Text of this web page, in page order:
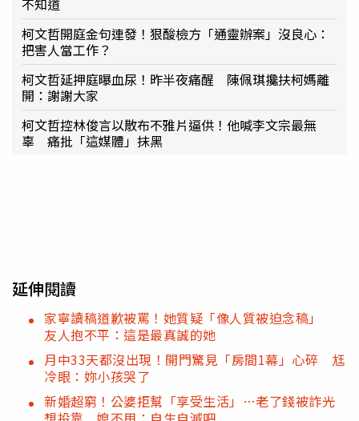
柯文哲開庭金句連發！狠酸檢方「通靈辦案」沒良心：
把害人當工作？
柯文哲延押庭曝血尿！昨半夜痛醒 陳佩琪攙扶柯媽離
開：謝謝大家
柯文哲控林俊言以散布不雅片逼供！他喊李文宗最無
辜 痛批「這媒體」抹黑
延伸閱讀
家寧讀稿道歉被罵！她質疑「像人質被迫念稿」
友人抱不平：這是最真誠的她
月中33天都沒出現！開門驚見「房間1幕」心碎 尪
冷眼：妳小孩哭了
新婚超窮！公婆拒幫「享受生活」…老了錢被詐光